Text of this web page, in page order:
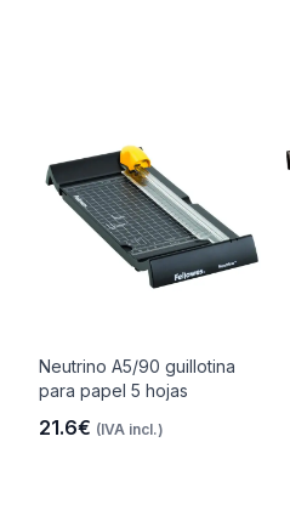
Neutrino A5/90 guillotina
para papel 5 hojas
21.6€ (IVA incl.)